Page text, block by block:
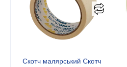
Скотч малярський Скотч